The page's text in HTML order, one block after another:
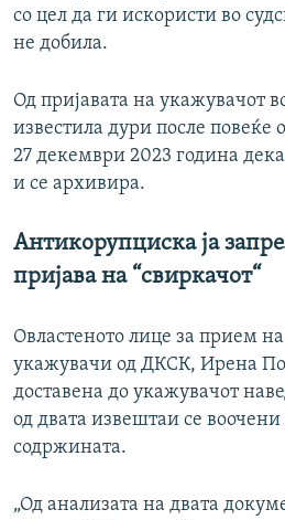
со цел да ги искористи во
не добила.
Од пријавата на укажувачот
известила дури после повеќе
27 декември 2023 година
и се архивира.
Антикорупциска ја
пријава на “свиркачот“
Овластеното лице за прием
укажувачи од ДКСК, Ирена
доставена до укажувачот
од двата извештаи се
содржината.
„Од анализата на двата